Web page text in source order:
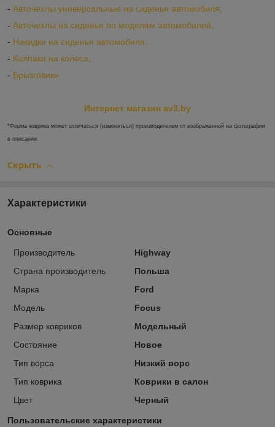
- Авточехлы универсальные на сиденья автомобиля;
- Авточехлы на сиденья по моделям автомобилей;
- Накидки на сиденья автомобиля;
- Колпаки на колеса;
- Брызговики.
Интернет магазин av3.by
*Форма коврика может отличаться (изменяться) производителем от изображенной на фотографии
в описании.
Скрыть
Характеристики
Основные
Производитель
Highway
Страна производитель
Польша
Марка
Ford
Модель
Focus
Размер ковриков
Модельный
Состояние
Новое
Тип ворса
Низкий ворс
Тип коврика
Коврики в салон
Цвет
Черный
Пользовательские характеристики